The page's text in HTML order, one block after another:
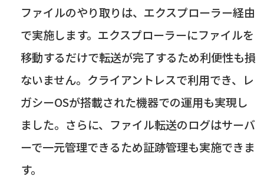
ファイルのやり取りは、エクスプローラー経由
で実施します。エクスプローラーにファイルを
移動するだけで転送が完了するため利便性も損
ないません。クライアントレスで利用でき、レ
ガシーOSが搭載された機器での運用も実現し
ました。さらに、ファイル転送のログはサーバ
ーで一元管理できるため証跡管理も実施できま
す。